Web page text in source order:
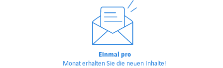
Einmal pro
Monat erhalten Sie die neuen Inhalte!